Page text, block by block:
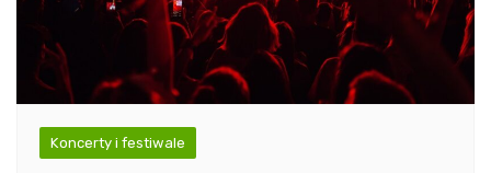
Koncerty i festiwale